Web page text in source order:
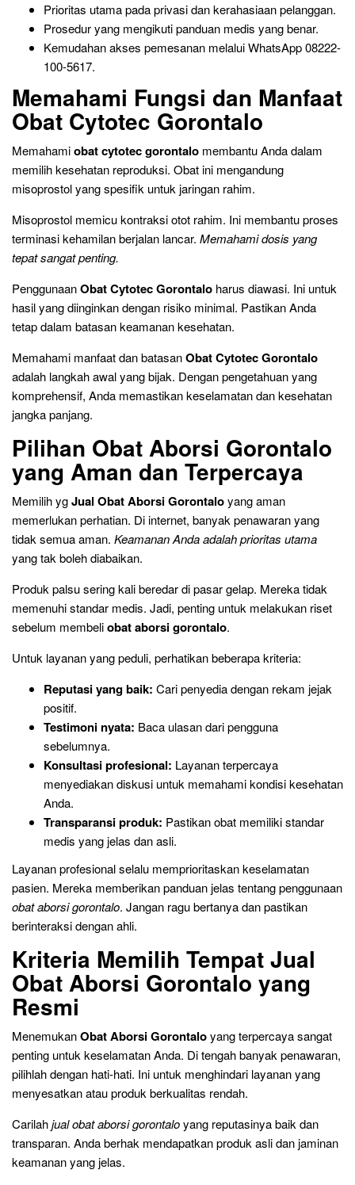
Prioritas utama pada privasi dan kerahasiaan pelanggan.
Prosedur yang mengikuti panduan medis yang benar.
Kemudahan akses pemesanan melalui WhatsApp 08222-
100-5617.
Memahami Fungsi dan Manfaat
Obat Cytotec Gorontalo
Memahamiobat cytotec gorontalo membantu Anda dalam
memilih kesehatan reproduksi. Obat ini mengandung
misoprostol yang spesifik untuk jaringan rahim.
Misoprostol memicu kontraksi otot rahim. Ini membantu proses
terminasi kehamilan berjalan lancar. Memahami dosis yang
tepat sangat penting.
PenggunaanObat Cytotec Gorontalo harus diawasi. Ini untuk
hasil yang diinginkan dengan risiko minimal. Pastikan Anda
tetap dalam batasan keamanan kesehatan.
Memahami manfaat dan batasanObat Cytotec Gorontalo
adalah langkah awal yang bijak. Dengan pengetahuan yang
komprehensif, Anda memastikan keselamatan dan kesehatan
jangka panjang.
Pilihan Obat Aborsi Gorontalo
yang Aman dan Terpercaya
Memilih ygJual Obat Aborsi Gorontaloyang aman
memerlukan perhatian. Di internet, banyak penawaran yang
tidak semua aman. Keamanan Anda adalah prioritas utama
yang tak boleh diabaikan.
Produk palsu sering kali beredar di pasar gelap. Mereka tidak
memenuhi standar medis. Jadi, penting untuk melakukan riset
sebelum membeliobat aborsi gorontalo.
Untuk layanan yang peduli, perhatikan beberapa kriteria:
Reputasi yang baik: Cari penyedia dengan rekam jejak
positif.
Testimoni nyata: Baca ulasan dari pengguna
sebelumnya.
Konsultasi profesional: Layanan terpercaya
menyediakan diskusi untuk memahami kondisi kesehatan
Anda.
Transparansi produk: Pastikan obat memiliki standar
medis yang jelas dan asli.
Layanan profesional selalu memprioritaskan keselamatan
pasien. Mereka memberikan panduan jelas tentang penggunaan
obat aborsi gorontalo. Jangan ragu bertanya dan pastikan
berinteraksi dengan ahli.
Kriteria Memilih Tempat Jual
Obat Aborsi Gorontalo yang
Resmi
MenemukanObat Aborsi Gorontaloyang terpercaya sangat
penting untuk keselamatan Anda. Di tengah banyak penawaran,
pilihlah dengan hati-hati. Ini untuk menghindari layanan yang
menyesatkan atau produk berkualitas rendah.
Carilahjual obat aborsi gorontaloyang reputasinya baik dan
transparan. Anda berhak mendapatkan produk asli dan jaminan
keamanan yang jelas.